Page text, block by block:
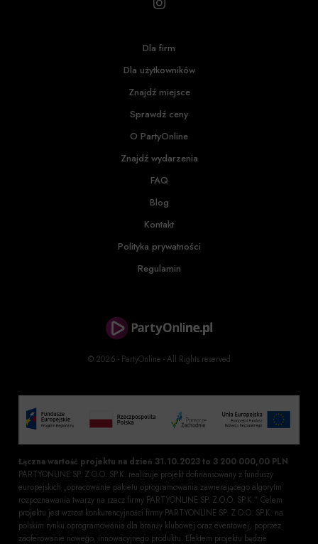
© 2026 - PartyOnline - All Rights reserved
Dla firm
Dla użytkowników
Znajdź miejsce
Sprawdź ceny
O PartyOnline
Znajdź wydarzenia
FAQ
Blog
Kontakt
Polityka prywatności
Regulamin
Łączna wartość projektu na dzień 31.10.2023 to 3 200 000,00 PLN
PARTYONLINE SP. Z O.O. SP.K. realizuje projekt dofinansowany z funduszy
europejskich „opracowanie pakietu oprogramowania zawierającego algorytm
rozpoznawania twarzy na rzecz firmy PARTYONLINE SP. Z O.O. SP.K.”. Celem
projektu jest wzrost konkurencyjności firmy PARTYONLINE SP. Z O.O. SP.K. na
polskim rynku oprogramowania dla branży klubowej oraz eventowej, poprzez
zaoferowanie nowego, innowacyjnego produktu. Efektem projektu będzie